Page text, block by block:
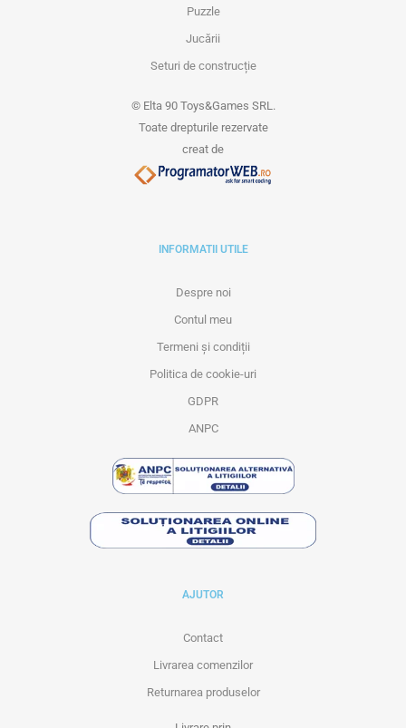
Puzzle
Jucării
Seturi de construcție
© Elta 90 Toys&Games SRL.
Toate drepturile rezervate
creat de
INFORMATII UTILE
Despre noi
Contul meu
Termeni și condiții
Politica de cookie-uri
GDPR
ANPC
AJUTOR
Contact
Livrarea comenzilor
Returnarea produselor